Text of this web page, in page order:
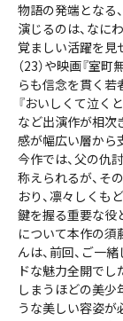
物語の発端となる
演じるのは、なに
覚ましい活躍を見
（23）や映画『室町
らも信念を貫く若
『おいしくて泣くと
など出演作が相次
感が幅広い層から
今作では、父の仇
称えられるが、そ
おり、凛々しくも
鍵を握る重要な役
について本作の須
んは、前回、ご一
ドな魅力全開でし
しまうほどの美少
うな美しい容姿が